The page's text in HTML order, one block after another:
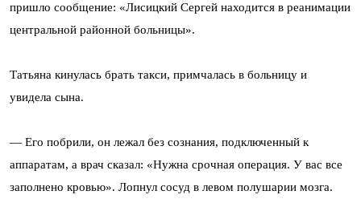
пришло сообщение: «Лисицкий Сергей находится в реанимации
центральной районной больницы».
Татьяна кинулась брать такси, примчалась в больницу и
увидела сына.
— Его побрили, он лежал без сознания, подключенный к
аппаратам, а врач сказал: «Нужна срочная операция. У вас все
заполнено кровью». Лопнул сосуд в левом полушарии мозга.